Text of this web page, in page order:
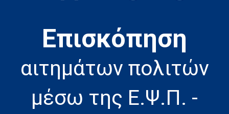
Eπισκόπηση
αιτημάτων πολιτών
μέσω της Ε.Ψ.Π. -